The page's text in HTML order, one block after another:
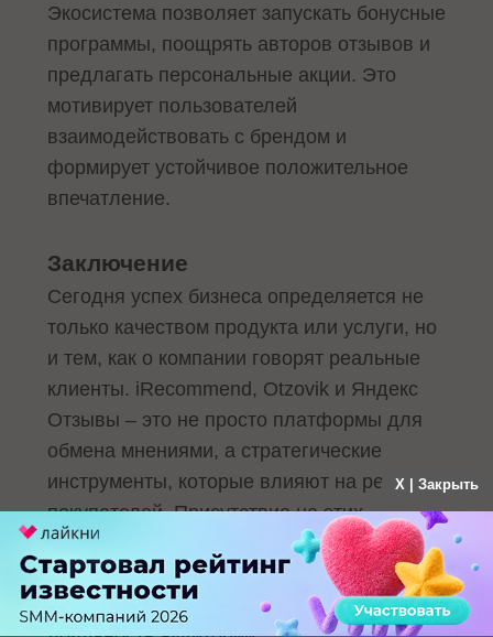
Экосистема позволяет запускать бонусные
программы, поощрять авторов отзывов и
предлагать персональные акции. Это
мотивирует пользователей
взаимодействовать с брендом и
формирует устойчивое положительное
впечатление.
Заключение
Сегодня успех бизнеса определяется не
только качеством продукта или услуги, но
и тем, как о компании говорят реальные
клиенты. iRecommend, Otzovik и Яндекс
Отзывы – это не просто платформы для
обмена мнениями, а стратегические
инструменты, которые влияют на решения
покупателей. Присутствие на этих
ресурсах дает бренду возможность быть
заметным, управлять обратной связью,
формировать доверие и укреплять
X | Закрыть